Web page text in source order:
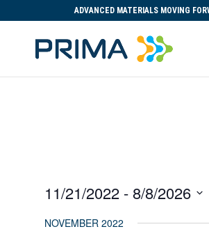
ADVANCED MATERIALS MOVING
11/21/2022 - 8/8/2026
Select
NOVEMBER 2022